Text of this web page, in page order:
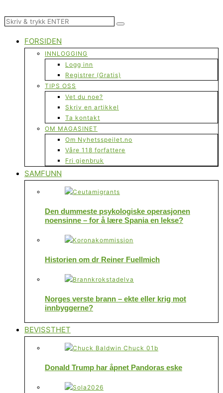
FORSIDEN
INNLOGGING
Logg inn
Registrer (Gratis)
TIPS OSS
Vet du noe?
Skriv en artikkel
Ta kontakt
OM MAGASINET
Om Nyhetsspeilet.no
Våre 118 forfattere
Fri gjenbruk
SAMFUNN
Den dummeste psykologiske operasjonen
noensinne – for å lære Spania en lekse?
Historien om dr Reiner Fuellmich
Norges verste brann – ekte eller krig mot
innbyggerne?
BEVISSTHET
Donald Trump har åpnet Pandoras eske